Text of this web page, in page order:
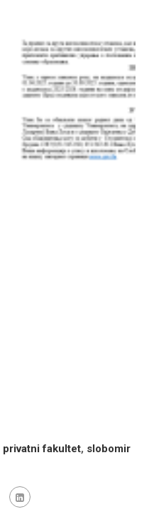
privatni fakultet, slobomir